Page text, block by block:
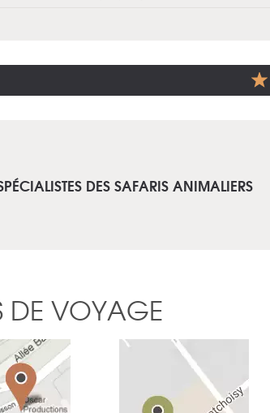
DES SAFARIS ANIMALIERS
DE VOYAGE